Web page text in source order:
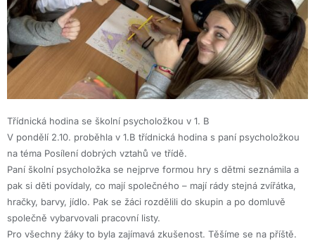
Třídnická hodina se školní psycholožkou v 1. B
V pondělí 2.10. proběhla v 1.B třídnická hodina s paní psycholožkou
na téma Posílení dobrých vztahů ve třídě.
Paní školní psycholožka se nejprve formou hry s dětmi seznámila a
pak si děti povídaly, co mají společného – mají rády stejná zvířátka,
hračky, barvy, jídlo. Pak se žáci rozdělili do skupin a po domluvě
společně vybarvovali pracovní listy.
Pro všechny žáky to byla zajímavá zkušenost. Těšíme se na příště.